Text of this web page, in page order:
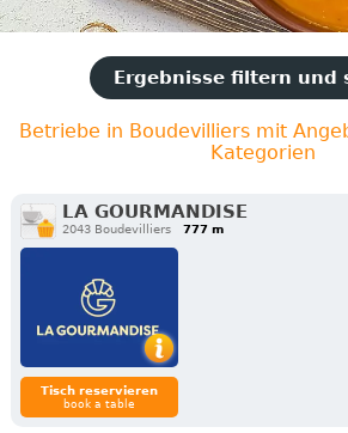
Ergebnisse filtern und
Betriebe in Boudevilliers mit
Kategorien
LA GOURMANDISE
2043 Boudevilliers 777 m
Tisch reservieren
book a table